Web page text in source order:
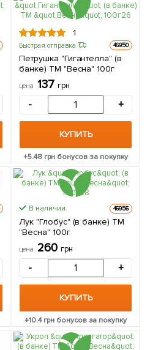
1
Быстрая отправка 46950
Петрушка "Гигантелла" (в
банке) ТМ "Весна" 100г
цена 137 грн
- +
КУПИТЬ
+5.48 грн бонусов за покупку
В наличии. 46956
Лук "Глобус" (в банке) ТМ
"Весна" 100г
цена 260 грн
- +
КУПИТЬ
+10.4грн бонусов за покупку